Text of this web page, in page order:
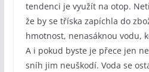
tendenci je využít na otop.
že by se tříska zapíchla do
hmotnost, nenasáknou vodu,
A i pokud byste je přece jen
sníh jim neuškodí. Voda se